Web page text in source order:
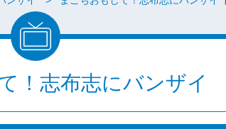
！志布志にバンザイ